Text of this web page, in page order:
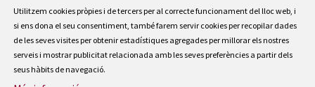
Cookies
Contactar
|
Utilitzem cookies pròpies i de tercers per al correcte funcionament del lloc web, i
si ens dona el seu consentiment, també farem servir cookies per recopilar dades
de les seves visites per obtenir estadístiques agregades per millorar els nostres
serveis i mostrar publicitat relacionada amb les seves preferències a partir dels
seus hàbits de navegació.